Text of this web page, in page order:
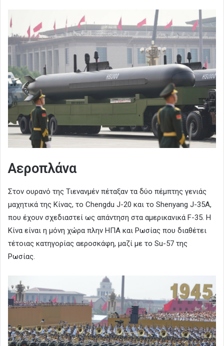
Aεροπλάνα
Στον ουρανό της Τιενανμέν πέταξαν τα δύο πέμπτης γενιάς
μαχητικά της Κίνας, το Chengdu J-20 και το Shenyang J-35A,
που έχουν σχεδιαστεί ως απάντηση στα αμερικανικά F-35. Η
Κίνα είναι η μόνη χώρα πλην ΗΠΑ και Ρωσίας που διαθέτει
τέτοιας κατηγορίας αεροσκάφη, μαζί με το Su-57 της
Ρωσίας.